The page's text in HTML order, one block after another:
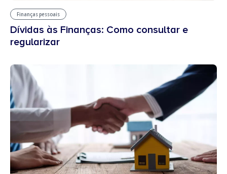
Finanças pessoais
Dívidas às Finanças: Como consultar e
regularizar